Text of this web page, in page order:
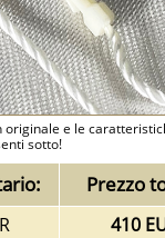
originale e le
sotto!
Prezzo
410